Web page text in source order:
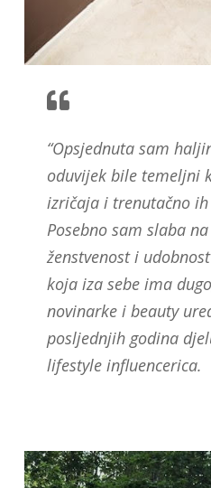
“Opsjednuta sam
oduvijek bile temeljni
izričaja i trenutačno
Posebno sam slaba
ženstvenost i
koja iza sebe ima
novinarke i beauty
posljednjih godina
lifestyle influencerica.